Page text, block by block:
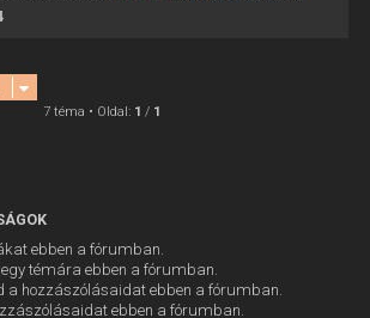
7 téma • Oldal: 1 / 1
ebben a fórumban.
témára ebben a fórumban.
a hozzászólásaidat ebben a fórumban.
ebben a fórumban.